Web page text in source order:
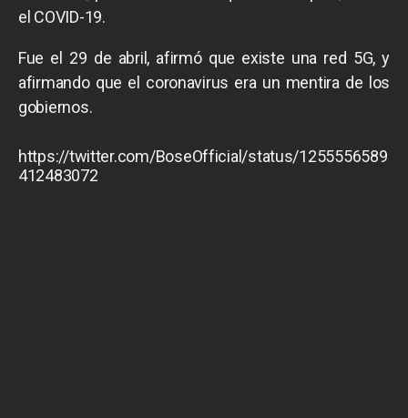
el COVID-19.
Fue el 29 de abril, afirmó que existe una red 5G, y
afirmando que el coronavirus era un mentira de los
gobiernos.
https://twitter.com/BoseOfficial/status/1255556589
412483072